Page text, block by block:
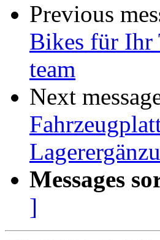
Previous
Bikes für Ihr
team
Next
Messages
]